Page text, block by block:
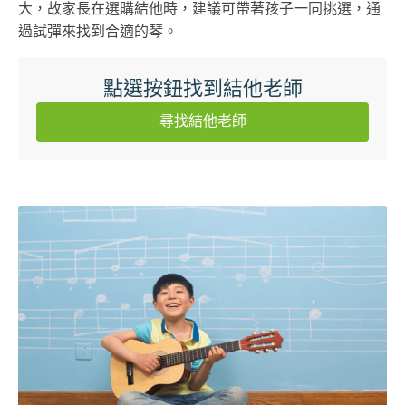
大，故家長在選購結他時，建議可帶著孩子一同挑選，通
過試彈來找到合適的琴。
點選按鈕找到結他老師
尋找結他老師